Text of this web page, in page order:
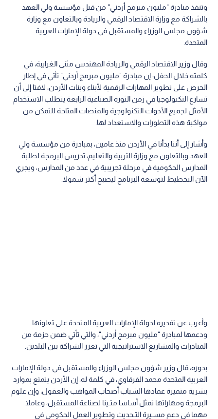
وتنفذ مبادرة "مليون مبرمج أردني" من قبل مؤسسة ولي العهد
بالشراكة مع وزارة الاقتصاد الرقمي والريادة وبالتعاون مع وزارة
شؤون مجلس الوزراء والمستقبل في دولة الإمارات العربية
المتحدة.
وقال وزير الاقتصاد الرقمي والريادة المهندس مثنى الغرايبة، في
كلمته خلال الحفل: إن مبادرة "مليون مبرمج أردني" تأتي في إطار
الحرص على تطوير المهارات الرقمية لأبناء وبنات الأردن، لافتا إلى أن
تسارع التكنولوجيا في زمن الثورة الصناعية الرابعة يتطلب الاستخدام
الأمثل لجميع الأدوات التكنولوجية والمنصات المتاحة للتمكن من
مواكبة هذه التطورات والاستعداد لها.
وأشار إلى أننا بدأنا في الأردن منذ عامين، بمبادرة من مؤسسة ولي
العهد وبالتعاون مع وزارة التربية والتعليم، تدريس البرمجة لطلبة
المدارس الحكومية في مرحلة تجريبية في عدد من المدارس، ويجري
الآن التخطيط لتوسعة البرنامج ليصبح أكثر شمولا.
وأعرب عن تقديره لدولة الإمارات العربية المتحدة على تعاونها
ودعمها لمبادرة "مليون مبرمج أردني"، والتي تأتي ضمن حزمة من
المبادرات والمشاريع الاستراتيجية التي تعزز الشراكة بين البلدين.
بدوره، قال وزير شؤون مجلس الوزراء والمستقبل في دولة الإمارات
العربية المتحدة محمد القرقاوي، في كلمة له: إن الأردن يتمتع بموارد
بشرية متميزة عمادها الشباب أصحاب المواهب والعقول، وإن علوم
البرمجة ومهاراتها تمثل أساسا متـينا لصناعة المستقبل، وعاملا
مهما في دعم مسـيرة التـحديث وتطوير العمل الحكومي في